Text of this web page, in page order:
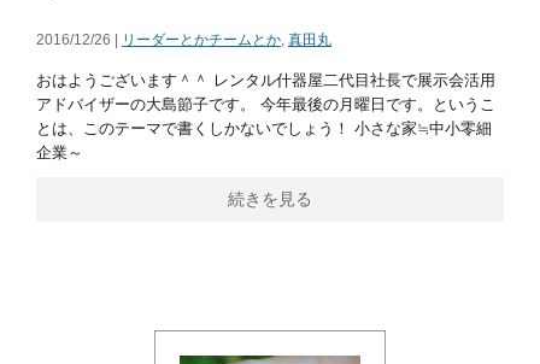
2016/12/26 | リーダーとかチームとか, 真田丸
おはようございます＾＾ レンタル什器屋二代目社長で展示会活用
アドバイザーの大島節子です。 今年最後の月曜日です。というこ
とは、このテーマで書くしかないでしょう！ 小さな家≒中小零細
企業～
続きを見る